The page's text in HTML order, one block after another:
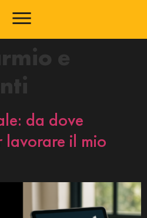
e
da dove
lavorare il mio